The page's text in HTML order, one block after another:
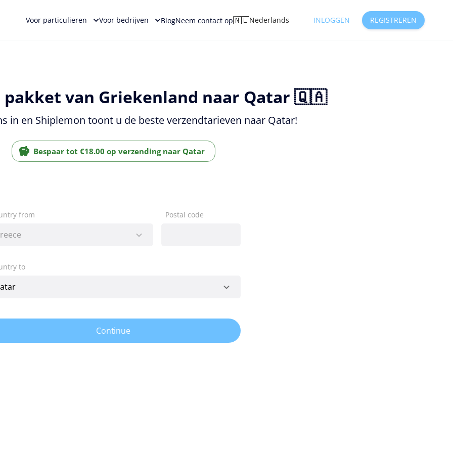
Voor particulieren Voor bedrijven BlogNeem contact op🇳🇱Nederlands INLOGGEN REGISTREREN
pakket van Griekenland naar Qatar 🇶🇦
in en Shiplemon toont u de beste verzendtarieven naar Qatar!
Bespaar tot €18.00 op verzending naar Qatar
from Postal code
to
Continue